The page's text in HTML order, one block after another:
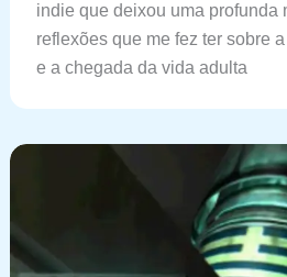
indie que deixou uma profunda
reflexões que me fez ter sobre
e a chegada da vida adulta